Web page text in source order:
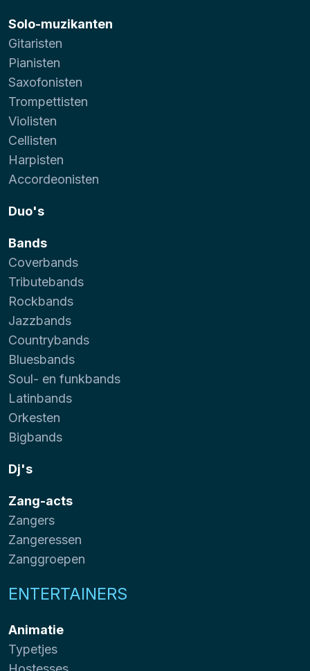
Solo-muzikanten
Gitaristen
Pianisten
Saxofonisten
Trompettisten
Violisten
Cellisten
Harpisten
Accordeonisten
Duo's
Bands
Coverbands
Tributebands
Rockbands
Jazzbands
Countrybands
Bluesbands
Soul- en funkbands
Latinbands
Orkesten
Bigbands
Dj's
Zang-acts
Zangers
Zangeressen
Zanggroepen
ENTERTAINERS
Animatie
Typetjes